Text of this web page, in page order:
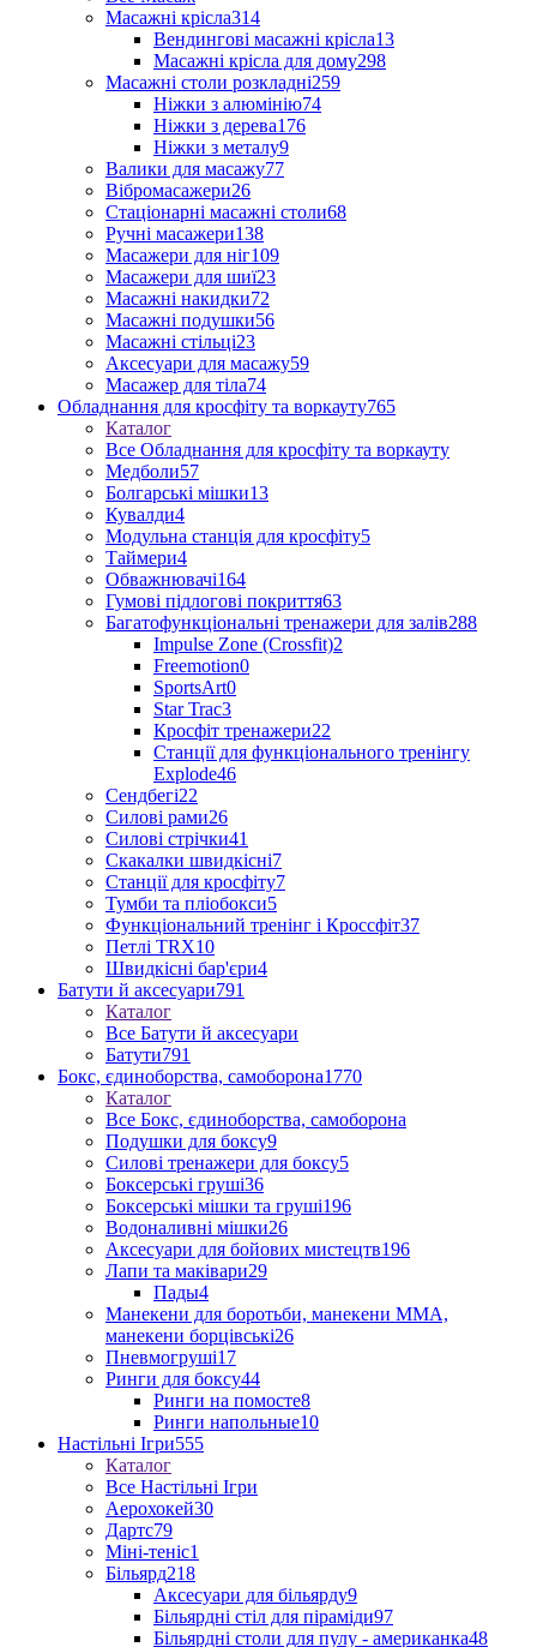
Масажні крісла314
Вендингові масажні крісла13
Масажні крісла для дому298
Масажні столи розкладні259
Ніжки з алюмінію74
Ніжки з дерева176
Ніжки з металу9
Валики для масажу77
Вібромасажери26
Стаціонарні масажні столи68
Ручні масажери138
Масажери для ніг109
Масажери для шиї23
Масажні накидки72
Масажні подушки56
Масажні стільці23
Аксесуари для масажу59
Масажер для тіла74
Обладнання для кросфіту та воркауту765
Каталог
Все Обладнання для кросфіту та воркауту
Медболи57
Болгарські мішки13
Кувалди4
Модульна станція для кросфіту5
Таймери4
Обважнювачі164
Гумові підлогові покриття63
Багатофункціональні тренажери для залів288
Impulse Zone (Crossfit)2
Freemotion0
SportsArt0
Star Trac3
Кросфіт тренажери22
Станції для функціонального тренінгу
Explode46
Сендбегі22
Силові рами26
Силові стрічки41
Скакалки швидкісні7
Станції для кросфіту7
Тумби та пліобокси5
Функціональний тренінг і Кроссфіт37
Петлі TRX10
Швидкісні бар'єри4
Батути й аксесуари791
Каталог
Все Батути й аксесуари
Батути791
Бокс, єдиноборства, самоборона1770
Каталог
Все Бокс, єдиноборства, самоборона
Подушки для боксу9
Силові тренажери для боксу5
Боксерські груші36
Боксерські мішки та груші196
Водоналивні мішки26
Аксесуари для бойових мистецтв196
Лапи та маківари29
Пады4
Манекени для боротьби, манекени ММА,
манекени борцівські26
Пневмогруші17
Ринги для боксу44
Ринги на помосте8
Ринги напольные10
Настільні Ігри555
Каталог
Все Настільні Ігри
Аерохокей30
Дартс79
Міні-теніс1
Більярд218
Аксесуари для більярду9
Більярдні стіл для піраміди97
Більярдні столи для пулу - американка48